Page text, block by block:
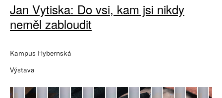
Jan Vytiska: Do vsi, kam jsi nikdy
neměl zabloudit
Kampus Hybernská
Výstava